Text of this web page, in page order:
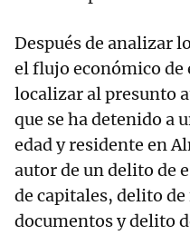
Después de analizar
el flujo económico de
localizar al presunto
que se ha detenido a
edad y residente en
autor de un delito de
de capitales, delito
documentos y delito